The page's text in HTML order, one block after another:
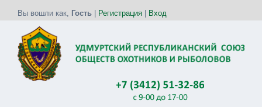
Вы вошли как, Гость Регистрация Вход